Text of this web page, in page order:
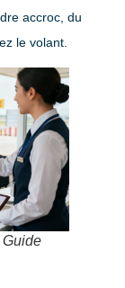
accroc, du
le volant.
Guide